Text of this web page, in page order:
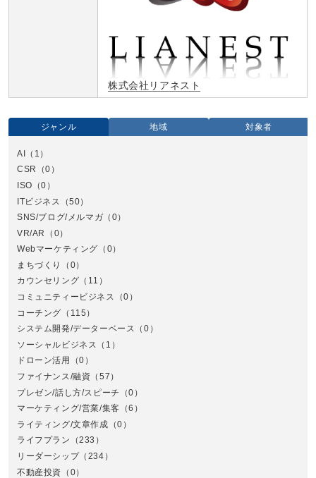
株式会社リアネスト
ジャンル 地域 対象者
AI （1）
CSR
（0）
ISO （0）
ITビジネス
（50）
SNS/ブログ/メルマガ （0）
VR/AR
（0）
Webマーケティング （0）
まちづくり
（0）
カウンセリング （11）
コミュニティービジネス
（0）
コーチング （115）
システム開発/データーベース （0）
ソーシャルビジネス （1）
ドローン活用
（0）
ファイナンス/融資 （57）
プレゼン/話し方/スピーチ
（0）
マーケティング/営業/集客 （6）
ライティング/文章作成 （0）
ライフプラン
（233）
リーダーシップ（234）
不動産投資 （0）